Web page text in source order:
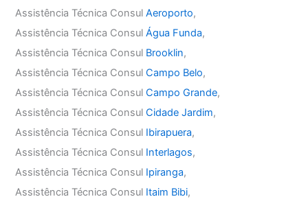
Assistência Técnica ConsulAeroporto,
Assistência Técnica ConsulÁgua Funda,
Assistência Técnica Consul Brooklin,
Assistência Técnica ConsulCampo Belo,
Assistência Técnica ConsulCampo Grande,
Assistência Técnica ConsulCidade Jardim,
Assistência Técnica Consul Ibirapuera,
Assistência Técnica Consul Interlagos,
Assistência Técnica Consul Ipiranga,
Assistência Técnica Consul Itaim Bibi,